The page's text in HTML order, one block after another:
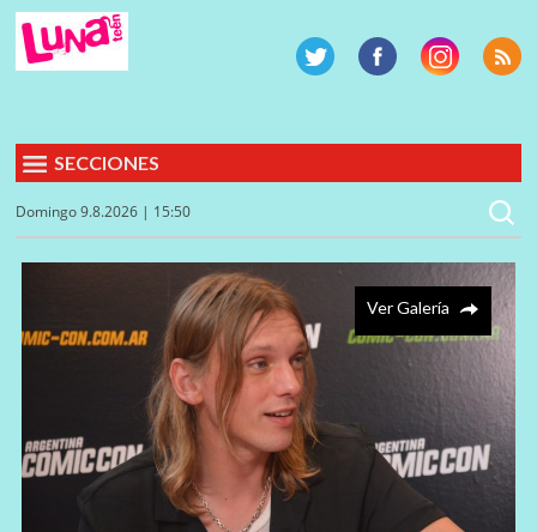
SECCIONES
Domingo 9.8.2026 | 15:50
Ver Galería